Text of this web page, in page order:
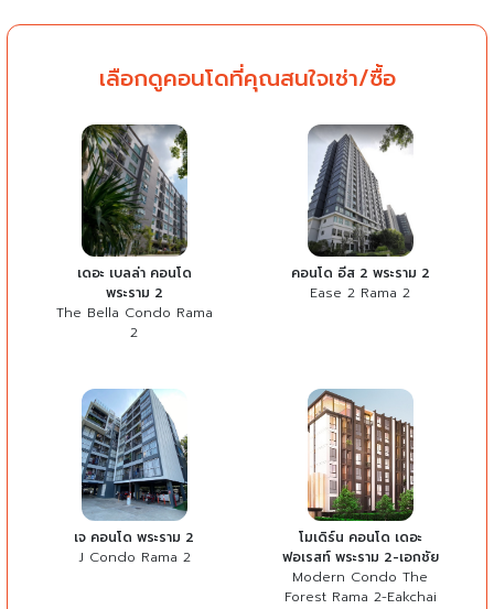
เลือกดูคอนโดที่คุณสนใจเช่า/ซื้อ
เดอะ เบลล่า คอนโด
พระราม 2
The Bella Condo Rama
2
คอนโด อีส 2 พระราม 2
Ease 2 Rama 2
เจ คอนโด พระราม 2
J Condo Rama 2
โมเดิร์น คอนโด เดอะ
ฟอเรสท์ พระราม 2-เอกชัย
Modern Condo The
Forest Rama 2-Eakchai